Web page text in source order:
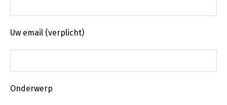
Uw email (verplicht)
Onderwerp